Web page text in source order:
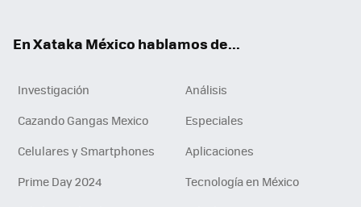
En Xataka México hablamos de...
Investigación
Análisis
Cazando Gangas Mexico
Especiales
Celulares y Smartphones
Aplicaciones
Prime Day 2024
Tecnología en México